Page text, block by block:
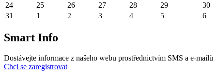
24 25 26 27 28 29
30
31
1 2 3 4 5 6
Smart Info
Dostávejte informace z našeho webu prostřednictvím SMS a e-mailů
Chci se zaregistrovat